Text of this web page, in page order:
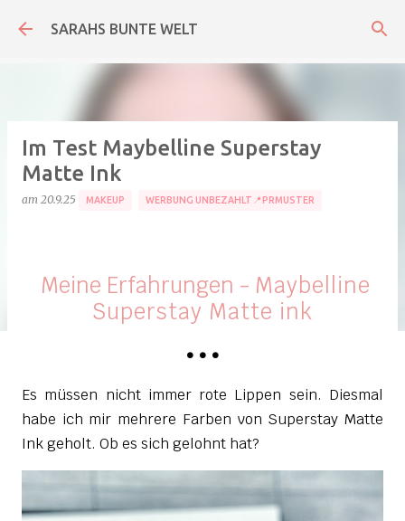
Direkt zum Hauptbereich
SARAHS BUNTE WELT
Im Test Maybelline Superstay
Matte Ink
am 20.9.25 MAKEUP WERBUNG UNBEZAHLT📍PRMUSTER
Meine Erfahrungen - Maybelline
Superstay Matte ink
• • •
Es müssen nicht immer rote Lippen sein. Diesmal
habe ich mir mehrere Farben von Superstay Matte
Ink geholt. Ob es sich gelohnt hat?